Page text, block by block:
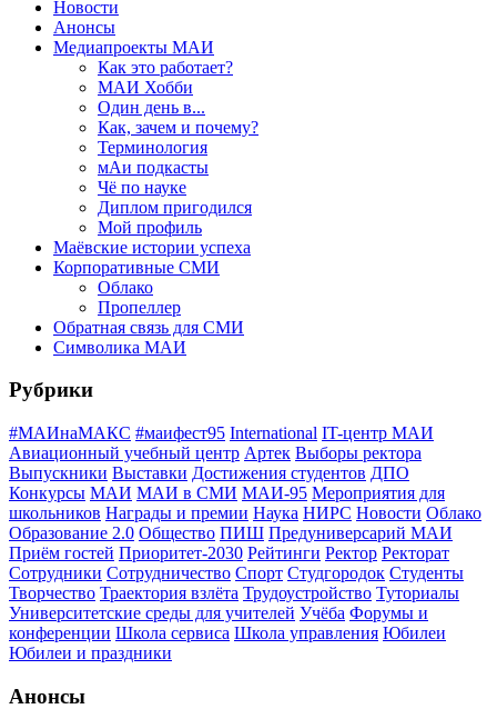
Новости
Анонсы
Медиапроекты МАИ
Как это работает?
МАИ Хобби
Один день в...
Как, зачем и почему?
Терминология
мАи подкасты
Чё по науке
Диплом пригодился
Мой профиль
Маёвские истории успеха
Корпоративные СМИ
Облако
Пропеллер
Обратная связь для СМИ
Символика МАИ
Рубрики
#МАИнаМАКС #маифест95 International IT-центр МАИ
Авиационный учебный центр Артек Выборы ректора
Выпускники Выставки Достижения студентов ДПО
Конкурсы МАИ МАИ в СМИ МАИ-95 Мероприятия для
школьников Награды и премии Наука НИРС Новости Облако
Образование 2.0 Общество ПИШ Предуниверсарий МАИ
Приём гостей Приоритет-2030 Рейтинги Ректор Ректорат
Сотрудники Сотрудничество Спорт Студгородок Студенты
Творчество Траектория взлёта Трудоустройство Туториалы
Университетские среды для учителей Учёба Форумы и
конференции Школа сервиса Школа управления Юбилеи
Юбилеи и праздники
Анонсы